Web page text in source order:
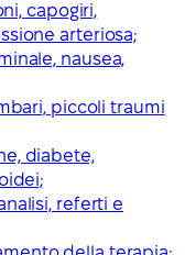
capogiri,
arteriosa;
nausea,
piccoli traumi
diabete,
referti e